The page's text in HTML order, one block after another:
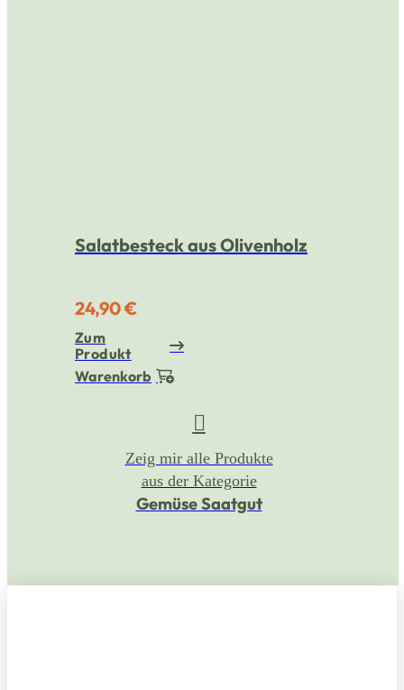
Salatbesteck aus Olivenholz
24,90 €
Zum
Produkt
Warenkorb
Zeig mir alle Produkte
aus der Kategorie
Gemüse Saatgut